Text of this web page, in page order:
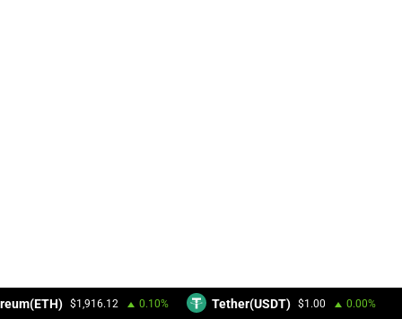
$1,916.12 0.10% Tether(USDT) $1.00 0.00%